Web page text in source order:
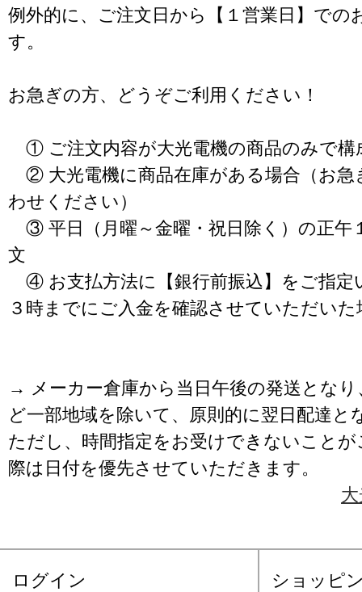
例外的に、ご注文日から【１営業日】での
す。
お急ぎの方、どうぞご利用ください！
① ご注文内容が大光電機の商品のみで構
② 大光電機に商品在庫がある場合（お急
わせください）
③ 平日（月曜～金曜・祝日除く）の正午
文
④ お支払方法に【銀行前振込】をご指定
３時までにご入金を確認させていただいた
→ メーカー倉庫から当日午後の発送となり
ど一部地域を除いて、原則的に翌日配達と
ただし、時間指定をお受けできないこと
際は日付を優先させていただきます。
ログイン ショッピ